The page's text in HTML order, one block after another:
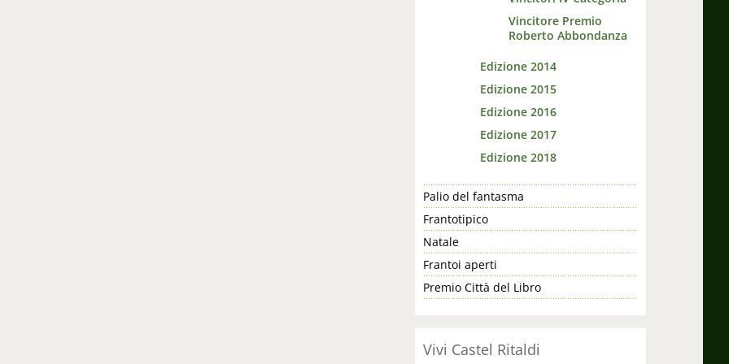
Vincitore Premio
Roberto Abbondanza
Edizione 2014
Edizione 2015
Edizione 2016
Edizione 2017
Edizione 2018
Palio del fantasma
Frantotipico
Natale
Frantoi aperti
Premio Città del Libro
Vivi Castel Ritaldi